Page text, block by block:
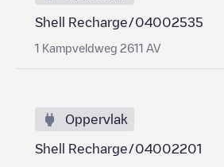
Shell Recharge/04002535
1 Kampveldweg 2611 AV
Oppervlak
Shell Recharge/04002201